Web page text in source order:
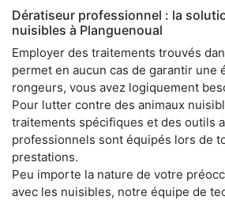
Dératiseur professionnel : la
nuisibles à Planguenoual
Employer des traitements trouvés
permet en aucun cas de garantir une
rongeurs, vous avez logiquement
Pour lutter contre des animaux
traitements spécifiques et des outils
professionnels sont équipés lors de
prestations.
Peu importe la nature de votre
avec les nuisibles, notre équipe de